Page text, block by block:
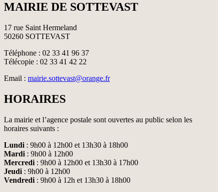
MAIRIE DE SOTTEVAST
17 rue Saint Hermeland
50260 SOTTEVAST
Téléphone : 02 33 41 96 37
Télécopie : 02 33 41 42 22
Email : mairie.sottevast@orange.fr
HORAIRES
La mairie et l’agence postale sont ouvertes au public selon les
horaires suivants :
Lundi : 9h00 à 12h00 et 13h30 à 18h00
Mardi : 9h00 à 12h00
Mercredi : 9h00 à 12h00 et 13h30 à 17h00
Jeudi : 9h00 à 12h00
Vendredi : 9h00 à 12h et 13h30 à 18h00